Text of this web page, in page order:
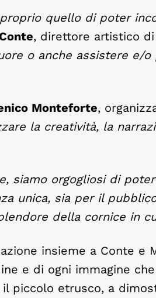
quello di poter
, direttore artistico
o anche assistere e/
Monteforte,
la creatività, la
siamo orgogliosi di
unica, sia per il
della cornice in
insieme a Conte e
e di ogni immagine
il piccolo etrusco, a